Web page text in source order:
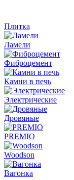
Плитка
Ламели
Фиброцемент
Камни в печь
Электрические
Дровяные
PREMIO
Woodson
Вагонка